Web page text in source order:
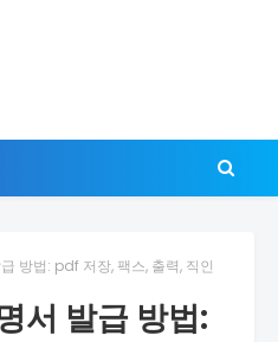
방법: pdf 저장, 팩스, 출력, 직인
서 발급 방법: